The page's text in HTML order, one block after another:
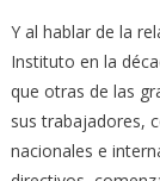
Y al hablar de la
Instituto en la
que otras de las
sus trabajadores,
nacionales e